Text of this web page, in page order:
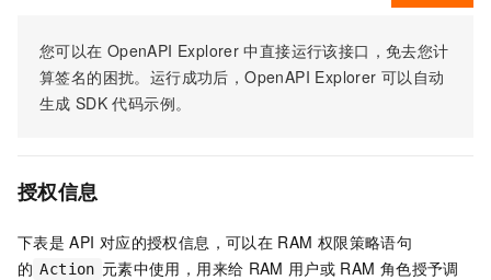
您可以在 OpenAPI Explorer 中直接运行该接口，免去您计
算签名的困扰。运行成功后，OpenAPI Explorer 可以自动
生成 SDK 代码示例。
授权信息
下表是 API 对应的授权信息，可以在 RAM 权限策略语句
的 Action 元素中使用，用来给 RAM 用户或 RAM 角色授予调